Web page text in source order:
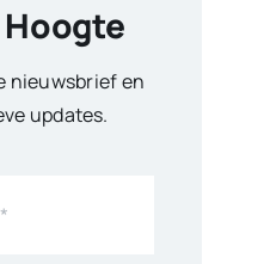
Hoogte
nieuwsbrief en
updates.